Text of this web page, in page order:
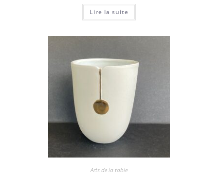
Lire la suite
Arts de la table